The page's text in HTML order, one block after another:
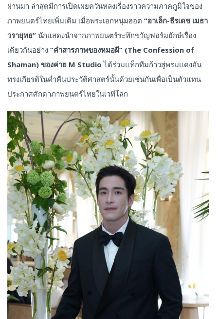
ผ่านมา ล่าสุดมีการเปิดเผยควันหลงเรื่องราวความภาคภูมิใจของ
ภาพยนตร์ไทยเพิ่มเติม เมื่อพระเอกหนุ่มฮอต “อาเล็ก-ธีรเดช เมธา
วรายุทธ” นักแสดงนำจากภาพยนตร์ระทึกขวัญฟอร์มยักษ์เรื่อง
เดียวกันอย่าง “คำสารภาพของหมอผี” (The Confession of
Shaman) ของค่าย M Studio ได้ร่วมแท็กทีมก้าวสู่พรมแดงอัน
ทรงเกียรติในค่ำคืนประวัติศาสตร์นั้นด้วยเช่นกันเพื่อเป็นตัวแทน
ประกาศศักดาภาพยนตร์ไทยในเวทีโลก